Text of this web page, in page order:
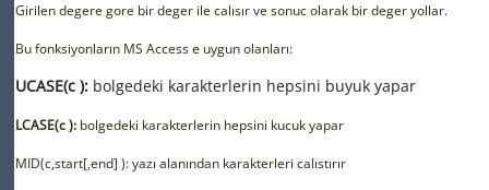
Girilen degere gore bir deger ile calısır ve sonuc olarak bir deger yollar.
Bu fonksiyonların MS Access e uygun olanları:
UCASE(c ): bolgedeki karakterlerin hepsini buyuk yapar
LCASE(c ): bolgedeki karakterlerin hepsini kucuk yapar
MID(c,start[,end] ): yazı alanından karakterleri calıstırır